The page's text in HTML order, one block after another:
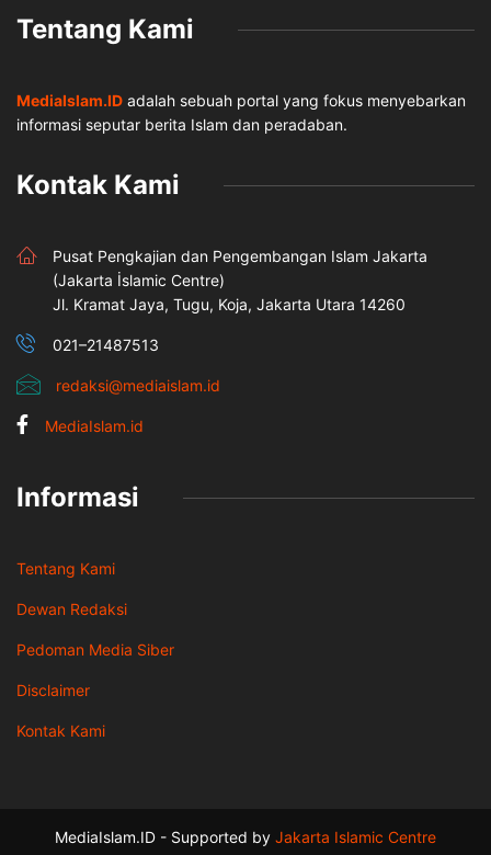
Tentang Kami
MediaIslam.ID adalah sebuah portal yang fokus menyebarkan
informasi seputar berita Islam dan peradaban.
Kontak Kami
Pusat Pengkajian dan Pengembangan Islam Jakarta
(Jakarta İslamic Centre)
Jl. Kramat Jaya, Tugu, Koja, Jakarta Utara 14260
021–21487513
redaksi@mediaislam.id
MediaIslam.id
Informasi
Tentang Kami
Dewan Redaksi
Pedoman Media Siber
Disclaimer
Kontak Kami
MediaIslam.ID - Supported by Jakarta Islamic Centre